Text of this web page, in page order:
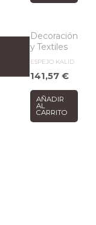
Decoración
y Textiles
ESPEJO KALID
141,57€
AÑADIR
AL
CARRITO